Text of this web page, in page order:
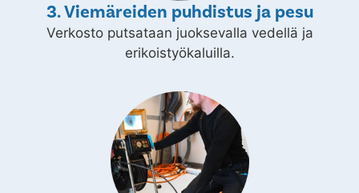
3. Viemäreiden puhdistus ja pesu
Verkosto putsataan juoksevalla vedellä ja
erikoistyökaluilla.